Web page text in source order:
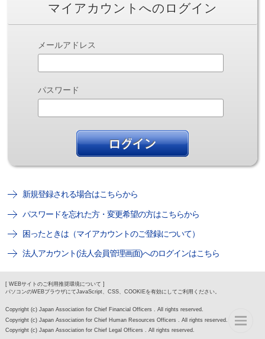
マイアカウントへのログイン
メールアドレス
パスワード
新規登録される場合はこちらから
パスワードを忘れた方・変更希望の方はこちらから
困ったときは（マイアカウントのご登録について）
法人アカウント(法人会員管理画面)へのログインはこちら
[ WEBサイトのご利用推奨環境について ]
パソコンのWEBブラウザにてJavaScript、CSS、COOKIEを有効にしてご利用ください。
Copyright (c) Japan Association for Chief Financial Officers . All rights reserved.
Copyright (c) Japan Association for Chief Human Resources Officers . All rights reserved.
Copyright (c) Japan Association for Chief Legal Officers . All rights reserved.